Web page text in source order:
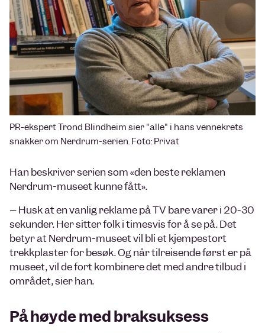
PR-ekspert Trond Blindheim sier "alle" i hans vennekrets
snakker om Nerdrum-serien. Foto: Privat
Han beskriver serien som «den beste reklamen
Nerdrum-museet kunne fått».
– Husk at en vanlig reklame på TV bare varer i 20-30
sekunder. Her sitter folk i timesvis for å se på. Det
betyr at Nerdrum-museet vil bli et kjempestort
trekkplaster for besøk. Og når tilreisende først er på
museet, vil de fort kombinere det med andre tilbud i
området, sier han.
På høyde med braksuksess